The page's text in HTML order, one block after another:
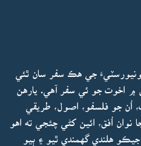
جي هڪ سفر سان ٿئي
۾ اخوت جو ئي سفر آهي. يارهن
اُن جو فلسفو، اصول، طريقي
نوان اُفق، ائين کڻي چئجي ته اهو
هلندي گهمندي ٿيو ۽ ٻيو